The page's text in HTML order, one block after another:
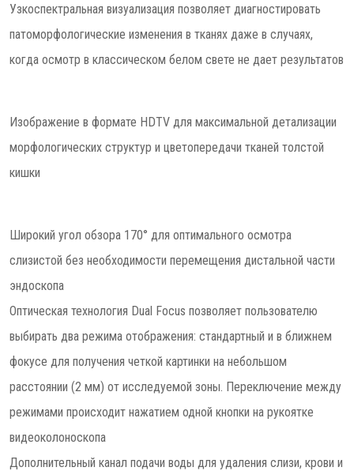
Узкоспектральная визуализация позволяет диагностировать
патоморфологические изменения в тканях даже в случаях,
когда осмотр в классическом белом свете не дает результатов
Изображение в формате HDTV для максимальной детализации
морфологических структур и цветопередачи тканей толстой
кишки
Широкий угол обзора 170° для оптимального осмотра
слизистой без необходимости перемещения дистальной части
эндоскопа
Оптическая технология Dual Focus позволяет пользователю
выбирать два режима отображения: стандартный и в ближнем
фокусе для получения четкой картинки на небольшом
расстоянии (2 мм) от исследуемой зоны. Переключение между
режимами происходит нажатием одной кнопки на рукоятке
видеоколоноскопа
Дополнительный канал подачи воды для удаления слизи, крови и